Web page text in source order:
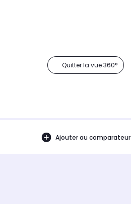
Quitter la vue 360°
Ajouter au comparateur